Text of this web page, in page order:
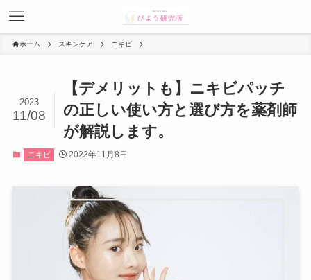
ホーム スキンケア ニキビ
【デメリットも】ニキビパッチ
の正しい使い方と選び方を薬剤師
が解説します。
2023
11/08
ニキビ 2023年11月8日